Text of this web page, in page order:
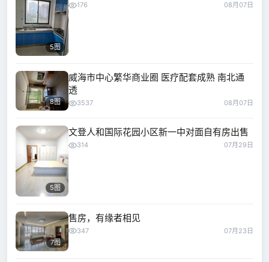
5图
176 08月07日
8图
威海市中心繁华商业圈 医疗配套成熟 南北通
透
3537 08月07日
5图
文登人和国际花园小区新一中对面自有房出售
314 07月29日
7图
售房，有缘者相见
347 07月23日